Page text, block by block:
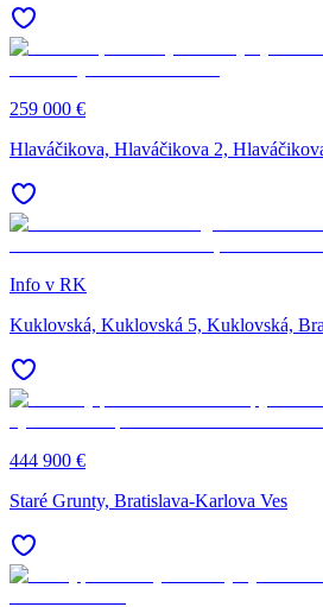
259 000 €
Hlaváčikova, Hlaváčikova 2,
Info v RK
Kuklovská, Kuklovská 5, Kuklovská,
444 900 €
Staré Grunty, Bratislava-Karlova Ves